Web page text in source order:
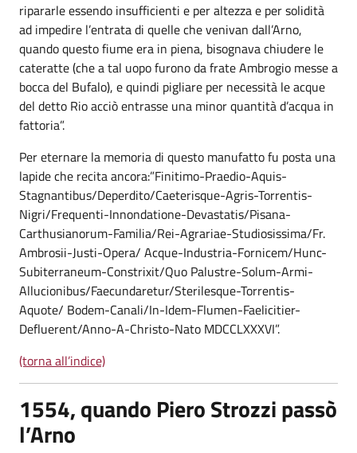
ripararle essendo insufficienti e per altezza e per solidità
ad impedire l’entrata di quelle che venivan dall’Arno,
quando questo fiume era in piena, bisognava chiudere le
cateratte (che a tal uopo furono da frate Ambrogio messe a
bocca del Bufalo), e quindi pigliare per necessità le acque
del detto Rio acciò entrasse una minor quantità d’acqua in
fattoria”.
Per eternare la memoria di questo manufatto fu posta una
lapide che recita ancora:”Finitimo-Praedio-Aquis-
Stagnantibus/Deperdito/Caeterisque-Agris-Torrentis-
Nigri/Frequenti-Innondatione-Devastatis/Pisana-
Carthusianorum-Familia/Rei-Agrariae-Studiosissima/Fr.
Ambrosii-Justi-Opera/ Acque-Industria-Fornicem/Hunc-
Subiterraneum-Constrixit/Quo Palustre-Solum-Armi-
Allucionibus/Faecundaretur/Sterilesque-Torrentis-
Aquote/ Bodem-Canali/In-Idem-Flumen-Faelicitier-
Defluerent/Anno-A-Christo-Nato MDCCLXXXVI”.
(torna all’indice)
1554, quando Piero Strozzi passò
l’Arno